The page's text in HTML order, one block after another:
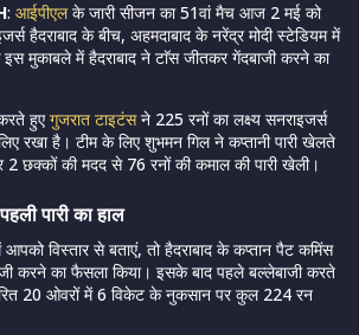
: आईपीएलके जारी सीजन का 51वां मैच आज 2 मई को
हैदराबाद के बीच, अहमदाबाद के नरेंद्र मोदी स्टेडियम में
मुकाबले में हैदराबाद ने टाॅस जीतकर गेंदबाजी करने का
हुएगुजरात टाइटंसने 225 रनों का लक्ष्य सनराइजर्स
रखा है। टीम के लिए शुभमन गिल ने कप्तानी पारी खेलते
छक्कों की मदद से 76 रनों की कमाल की पारी खेली।
पारी का हाल
आपको विस्तार से बताएं, तो हैदराबाद के कप्तान पैट कमिंस
करने का फैसला किया। इसके बाद पहले बल्लेबाजी करते
20 ओवरों में 6 विकेट के नुकसान पर कुल 224 रन